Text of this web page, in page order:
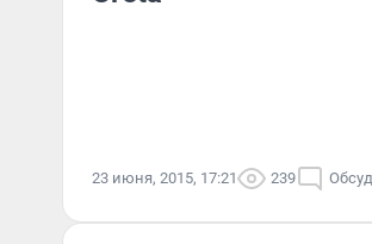
23 июня, 2015, 17:21 239